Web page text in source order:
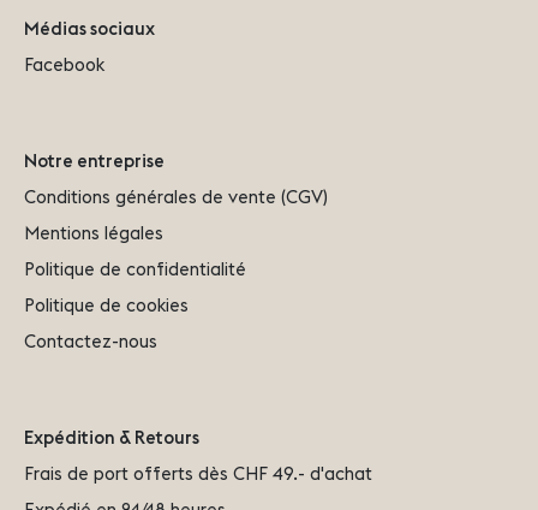
Médias sociaux
Facebook
Notre entreprise
Conditions générales de vente (CGV)
Mentions légales
Politique de confidentialité
Politique de cookies
Contactez-nous
Expédition & Retours
Frais de port offerts dès CHF 49.- d'achat